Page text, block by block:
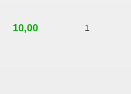
10,00 1